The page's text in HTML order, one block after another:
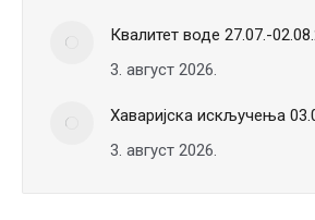
Квалитет воде 27.07.-
3. август 2026.
Хаваријска искључења
3. август 2026.